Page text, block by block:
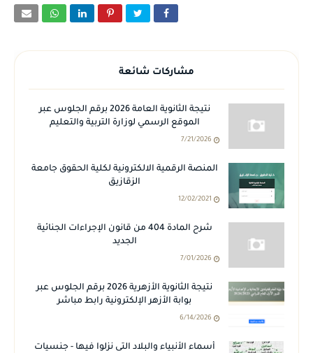
مشاركات شائعة
نتيجة الثانوية العامة 2026 برقم الجلوس عبر
الموقع الرسمي لوزارة التربية والتعليم
7/21/2026
المنصة الرقمية الالكترونية لكلية الحقوق جامعة
الزقازيق
12/02/2021
شرح المادة 404 من قانون الإجراءات الجنائية
الجديد
7/01/2026
نتيجة الثانوية الأزهرية 2026 برقم الجلوس عبر
بوابة الأزهر الإلكترونية رابط مباشر
6/14/2026
أسماء الأنبياء والبلاد التى نزلوا فيها - جنسيات